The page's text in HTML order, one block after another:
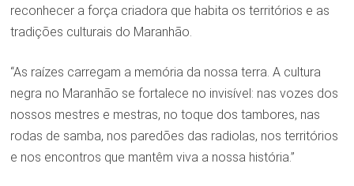
reconhecer a força criadora que habita os territórios e as
tradições culturais do Maranhão.
“As raízes carregam a memória da nossa terra. A cultura
negra no Maranhão se fortalece no invisível: nas vozes dos
nossos mestres e mestras, no toque dos tambores, nas
rodas de samba, nos paredões das radiolas, nos territórios
e nos encontros que mantêm viva a nossa história.”